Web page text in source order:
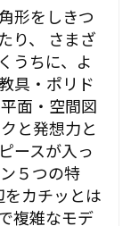
形をしきつ
り、 さまざ
うちに、よ
具・ポリド
面・空間図
と発想力と
ースが入っ
５つの特
カチッとは
複雑なモデ